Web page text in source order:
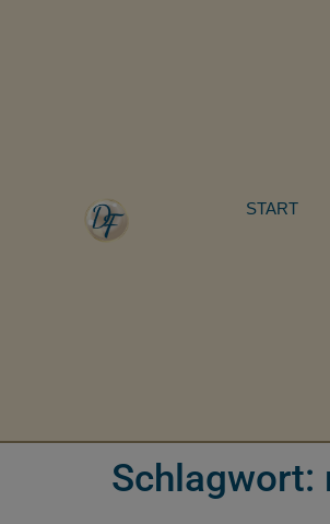
START
Schlagwort: